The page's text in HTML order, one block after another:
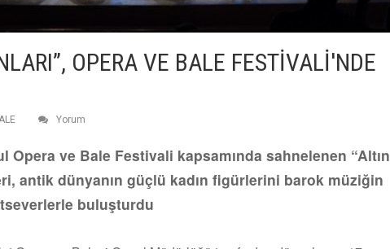
OPERA VE BALE FESTİVALİ'NDE
Yorum
Opera ve Bale Festivali kapsamında sahnelenen “Altın
antik dünyanın güçlü kadın figürlerini barok müziğin
buluşturdu